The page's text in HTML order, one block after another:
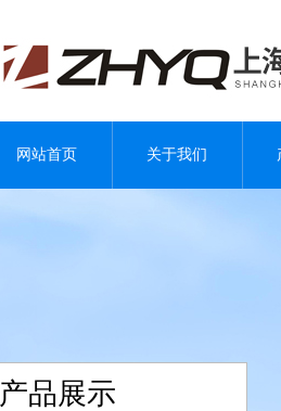
网站首页 关于我们
产品展示